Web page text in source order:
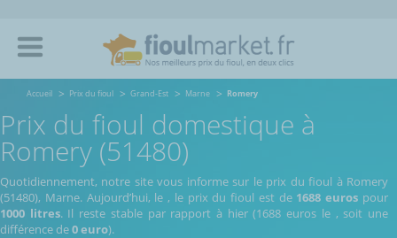
Accueil Prix du fioul Grand-Est Marne Romery
Prix du fioul domestique à
Romery (51480)
Quotidiennement, notre site vous informe sur le prix du fioul à Romery
(51480), Marne. Aujourd’hui, le, le prix du fioul est de 1688 euros pour
1000 litres. Il reste stable par rapport à hier (1688 euros le , soit une
différence de0 euro).